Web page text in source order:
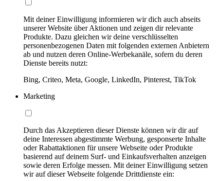
Mit deiner Einwilligung informieren wir dich auch abseits
unserer Website über Aktionen und zeigen dir relevante
Produkte. Dazu gleichen wir deine verschlüsselten
personenbezogenen Daten mit folgenden externen Anbietern
ab und nutzen deren Online-Werbekanäle, sofern du deren
Dienste bereits nutzt:
Bing, Criteo, Meta, Google, LinkedIn, Pinterest, TikTok
Marketing
Durch das Akzeptieren dieser Dienste können wir dir auf
deine Interessen abgestimmte Werbung, gesponserte Inhalte
oder Rabattaktionen für unsere Webseite oder Produkte
basierend auf deinem Surf- und Einkaufsverhalten anzeigen
sowie deren Erfolge messen. Mit deiner Einwilligung setzen
wir auf dieser Webseite folgende Drittdienste ein: